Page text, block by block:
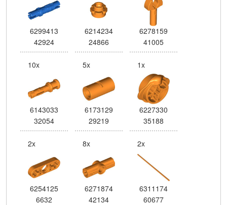
6299413
42924
6214234
24866
6278159
41005
10x
6143033
32054
5x
6173129
29219
1x
6227330
35188
2x
6254125
6632
8x
6271874
42134
2x
6311174
60677